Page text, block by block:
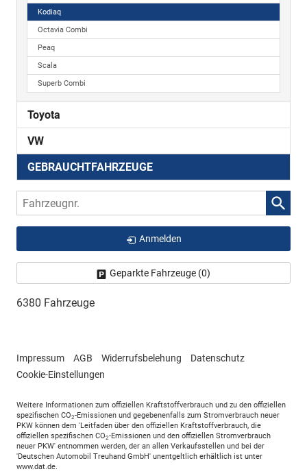
Kodiaq
Octavia Combi
Peaq
Scala
Superb Combi
Toyota
VW
GEBRAUCHTFAHRZEUGE
Fahrzeugnr.
Anmelden
Geparkte Fahrzeuge (0)
6380 Fahrzeuge
Impressum AGB Widerrufsbelehung
Datenschutz
Cookie-Einstellungen
Weitere Informationen zum offiziellen Kraftstoffverbrauch und zu den offiziellen
spezifischen CO2-Emissionen und gegebenenfalls zum Stromverbrauch neuer
PKW können dem 'Leitfaden über den offiziellen Kraftstoffverbrauch, die
offiziellen spezifischen CO2-Emissionen und den offiziellen Stromverbrauch
neuer PKW' entnommen werden, der an allen Verkaufsstellen und bei der
'Deutschen Automobil Treuhand GmbH' unentgeltlich erhältlich ist unter
www.dat.de.